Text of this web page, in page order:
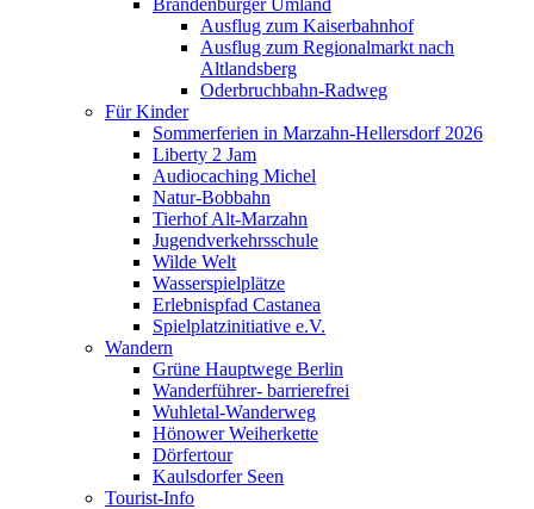
Brandenburger Umland
Ausflug zum Kaiserbahnhof
Ausflug zum Regionalmarkt nach
Altlandsberg
Oderbruchbahn-Radweg
Für Kinder
Sommerferien in Marzahn-Hellersdorf 2026
Liberty 2 Jam
Audiocaching Michel
Natur-Bobbahn
Tierhof Alt-Marzahn
Jugendverkehrsschule
Wilde Welt
Wasserspielplätze
Erlebnispfad Castanea
Spielplatzinitiative e.V.
Wandern
Grüne Hauptwege Berlin
Wanderführer- barrierefrei
Wuhletal-Wanderweg
Hönower Weiherkette
Dörfertour
Kaulsdorfer Seen
Tourist-Info